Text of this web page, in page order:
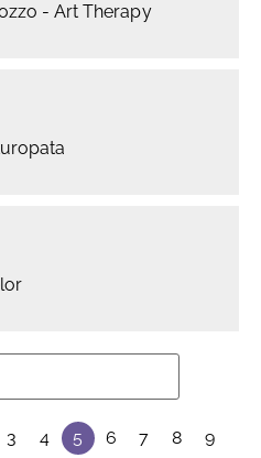
- Art Therapy
3 4 5 6 7 8
9